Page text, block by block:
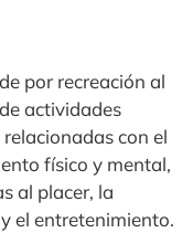
por recreación al
actividades
con el
físico y mental,
al placer, la
el entretenimiento.